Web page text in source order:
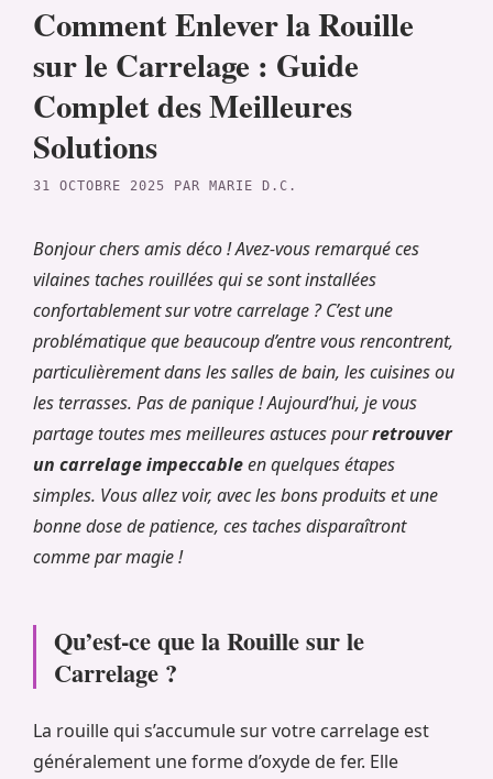
Comment Enlever la Rouille
sur le Carrelage : Guide
Complet des Meilleures
Solutions
31 OCTOBRE 2025 PAR MARIE D.C.
Bonjour chers amis déco ! Avez-vous remarqué ces
vilaines taches rouillées qui se sont installées
confortablement sur votre carrelage ? C’est une
problématique que beaucoup d’entre vous rencontrent,
particulièrement dans les salles de bain, les cuisines ou
les terrasses. Pas de panique ! Aujourd’hui, je vous
partage toutes mes meilleures astuces pourretrouver
un carrelage impeccableen quelques étapes
simples. Vous allez voir, avec les bons produits et une
bonne dose de patience, ces taches disparaîtront
comme par magie !
Qu’est-ce que la Rouille sur le
Carrelage ?
La rouille qui s’accumule sur votre carrelage est
généralement une forme d’oxyde de fer. Elle